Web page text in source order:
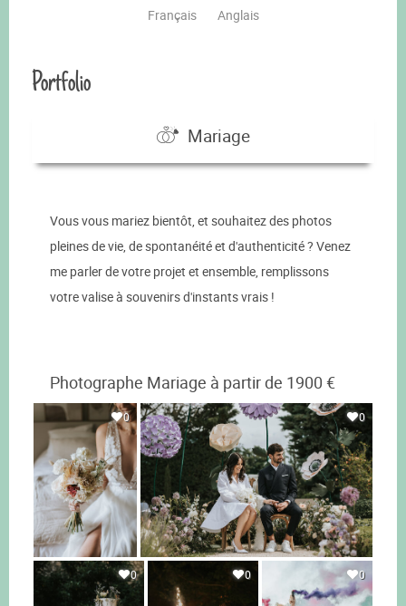
Français Anglais
Portfolio
Mariage
Vous vous mariez bientôt, et souhaitez des photos
pleines de vie, de spontanéité et d'authenticité ? Venez
me parler de votre projet et ensemble, remplissons
votre valise à souvenirs d'instants vrais !
Photographe Mariage à partir de 1900 €
0 0
0 0 0